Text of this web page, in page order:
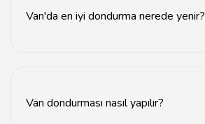
Van'da en iyi dondurma nerede yenir?
Van dondurması nasıl yapılır?